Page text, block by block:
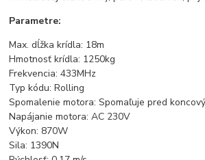
Parametre:
Max. dĺžka krídla: 18m
Hmotnosť krídla: 1250kg
Frekvencia: 433MHz
Typ kódu: Rolling
Spomalenie motora: Spomaľuje pred
Napájanie motora: AC 230V
Výkon: 870W
Sila: 1390N